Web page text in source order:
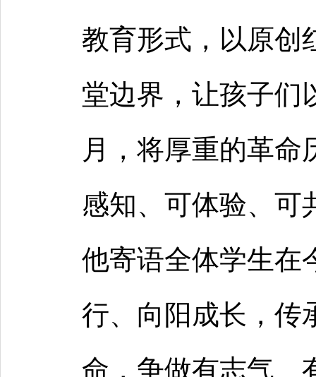
教育形式，以原创
堂边界，让孩子们
月，将厚重的革命
感知、可体验、可
他寄语全体学生在
行、向阳成长，传
命，争做有志气、